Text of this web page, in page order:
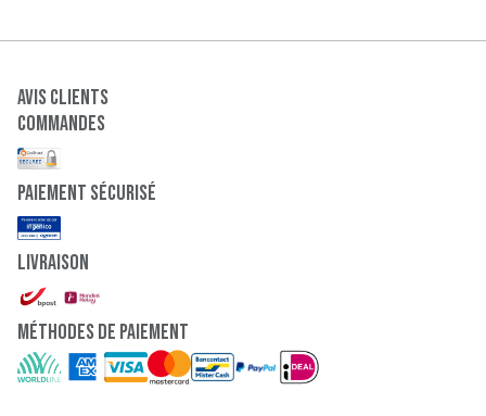
Avis clients
Commandes
paiement sécurisé
Livraison
Méthodes de paiement